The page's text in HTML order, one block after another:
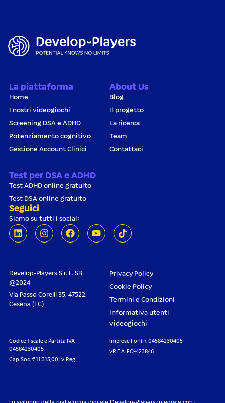
La piattaforma
Home
I nostri videogiochi
Screening DSA e ADHD
Potenziamento cognitivo
Gestione Account Clinici
About Us
Blog
Il progetto
La ricerca
Team
Contattaci
Test per DSA e ADHD
Test ADHD online gratuito
Test DSA online gratuito
Seguici
Siamo su tutti i social:
Develop-Players S.r..L. SB
@2024
Via Passo Corelli 35, 47522,
Cesena (FC)
Privacy Policy
Cookie Policy
Termini e Condizioni
Informativa utenti
videogiochi
Codice fiscale e Partita IVA
04584230405
Cap. Soc. €11.315,00 i.v. Reg.
Imprese Forlì n. 04584230405
vR.E.A. FO-423846